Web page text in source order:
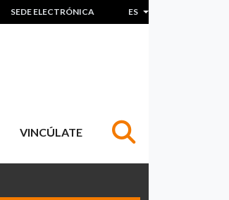
SEDE ELECTRÓNICA ES Lista adicional de
VINCÚLATE